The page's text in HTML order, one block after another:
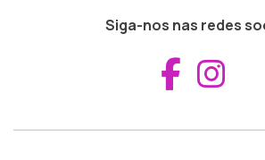
Siga-nos nas redes